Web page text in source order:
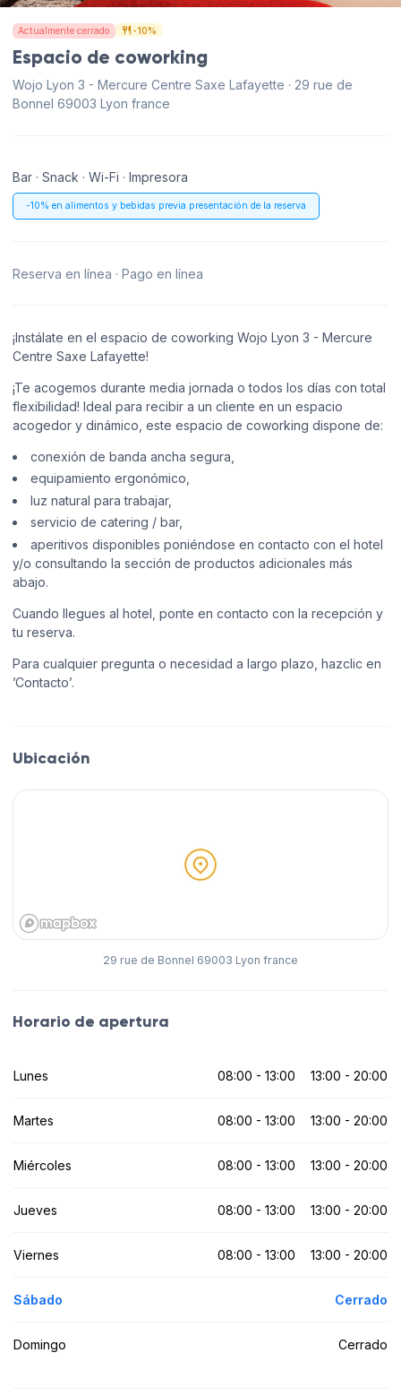
Actualmente cerrado -10%
Espacio de coworking
Wojo Lyon 3 - Mercure Centre Saxe Lafayette · 29 rue de
Bonnel 69003 Lyon france
Bar · Snack · Wi-Fi · Impresora
-10% en alimentos y bebidas previa presentación de la reserva
Reserva en línea · Pago en línea
¡Instálate en el espacio de coworking Wojo Lyon 3 - Mercure
Centre Saxe Lafayette!
¡Te acogemos durante media jornada o todos los días con total
flexibilidad! Ideal para recibir a un cliente en un espacio
acogedor y dinámico, este espacio de coworking dispone de:
conexión de banda ancha segura,
equipamiento ergonómico,
luz natural para trabajar,
servicio de catering / bar,
aperitivos disponibles poniéndose en contacto con el hotel
y/o consultando la sección de productos adicionales más
abajo.
Cuando llegues al hotel, ponte en contacto con la recepción y
tu reserva.
Para cualquier pregunta o necesidad a largo plazo, hazclic en
’Contacto’.
Ubicación
29 rue de Bonnel 69003 Lyon france
Horario de apertura
Lunes 08:00 - 13:00 13:00 - 20:00
Martes 08:00 - 13:00 13:00 - 20:00
Miércoles 08:00 - 13:00 13:00 - 20:00
Jueves 08:00 - 13:00 13:00 - 20:00
Viernes 08:00 - 13:00 13:00 - 20:00
Sábado Cerrado
Domingo Cerrado